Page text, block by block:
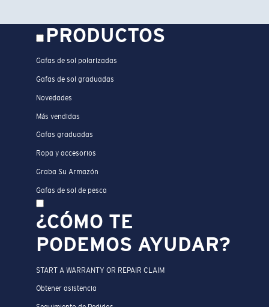
PRODUCTOS
Gafas de sol polarizadas
Gafas de sol graduadas
Novedades
Más vendidas
Gafas graduadas
Ropa y accesorios
Graba Su Armazón
Gafas de sol de pesca
¿CÓMO TE
PODEMOS AYUDAR?
START A WARRANTY OR REPAIR CLAIM
Obtener asistencia